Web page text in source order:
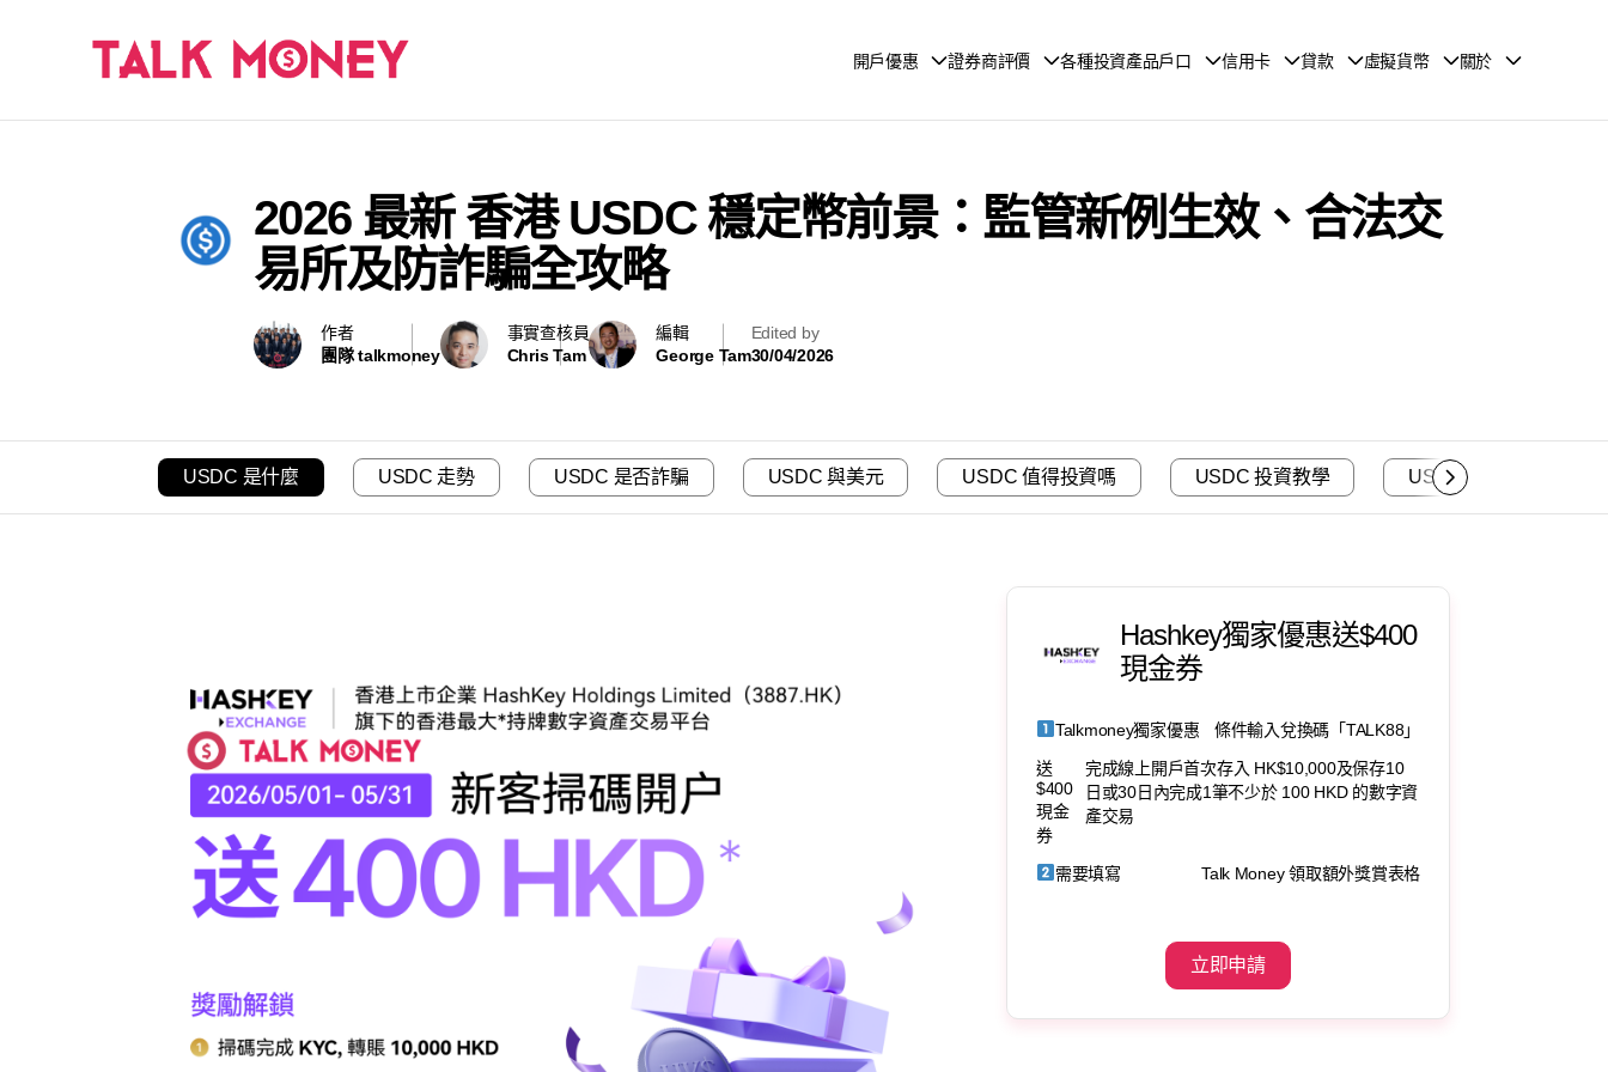
開戶優惠 證券商評價 各種投資產品戶口 信用卡 貸款 虛擬貨幣 關於
2026 最新 香港 USDC 穩定幣前景：監管新例生效、合法交
易所及防詐騙全攻略
作者
團隊 talkmoney
事實查核員
Chris Tam
編輯
George Tam
Edited by
30/04/2026
USDC 是什麼 USDC 走勢 USDC 是否詐騙 USDC 與美元 USDC 值得投資嗎 USDC 投資教學 USDC 暴跌出現
Hashkey獨家優惠送$400
現金券
Talkmoney獨家優惠
條件輸入兌換碼「TALK88」
送
$400
現金
券
完成線上開戶首次存入 HK$10,000及保存10
日或30日內完成1筆不少於 100 HKD 的數字資
產交易
需要填寫 Talk Money 領取額外獎賞表格
立即申請